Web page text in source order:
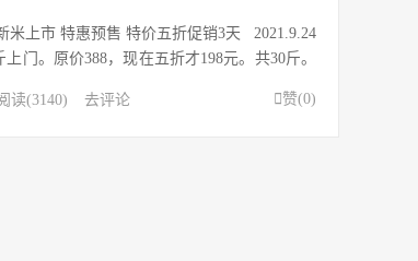
上市 特惠预售 特价五折促销3天 2021.9.24
门。原价388，现在五折才198元。共30斤。
订购 1斤 12.8元包邮 10斤 86元包...
赞(0)
读(3140) 去评论